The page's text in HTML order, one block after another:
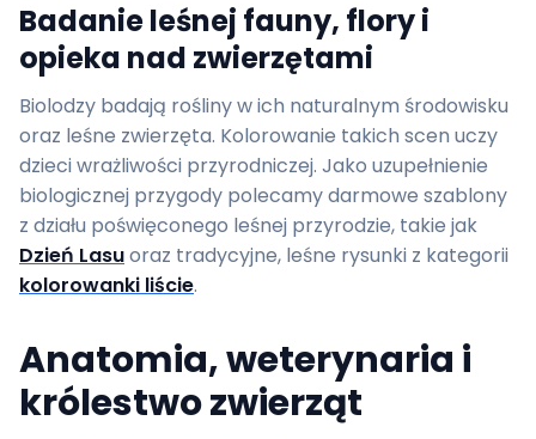
Badanie leśnej fauny, flory i
opieka nad zwierzętami
Biolodzy badają rośliny w ich naturalnym środowisku
oraz leśne zwierzęta. Kolorowanie takich scen uczy
dzieci wrażliwości przyrodniczej. Jako uzupełnienie
biologicznej przygody polecamy darmowe szablony
z działu poświęconego leśnej przyrodzie, takie jak
Dzień Lasuoraz tradycyjne, leśne rysunki z kategorii
kolorowanki liście.
Anatomia, weterynaria i
królestwo zwierząt